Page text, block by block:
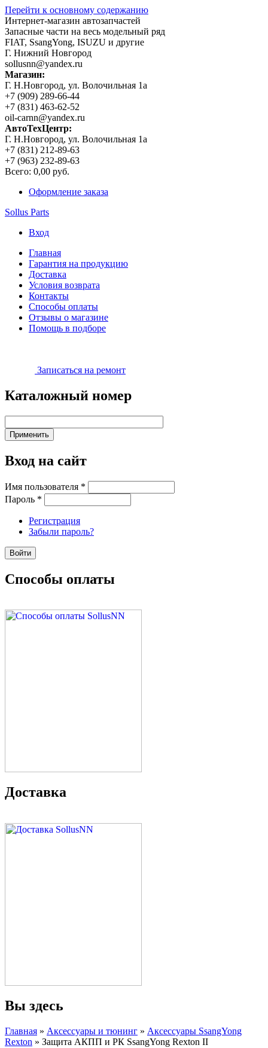
Перейти к основному содержанию
Интернет-магазин автозапчастей
Запасные части на весь модельный ряд
FIAT, SsangYong, ISUZU и другие
Г. Нижний Новгород
sollusnn@yandex.ru
Магазин:
Г. Н.Новгород, ул. Волочильная 1а
+7 (909) 289-66-44
+7 (831) 463-62-52
oil-carnn@yandex.ru
АвтоТехЦентр:
Г. Н.Новгород, ул. Волочильная 1а
+7 (831) 212-89-63
+7 (963) 232-89-63
Всего: 0,00 руб.
Оформление заказа
Sollus Parts
Вход
Главная
Гарантия на продукцию
Доставка
Условия возврата
Контакты
Способы оплаты
Отзывы о магазине
Помощь в подборе
Записаться на ремонт
Каталожный номер
Вход на сайт
Имя пользователя *
Пароль *
Регистрация
Забыли пароль?
Способы оплаты
Доставка
Вы здесь
Главная » Аксессуары и тюнинг » Аксессуары SsangYong
Rexton » Защита АКПП и РК SsangYong Rexton II